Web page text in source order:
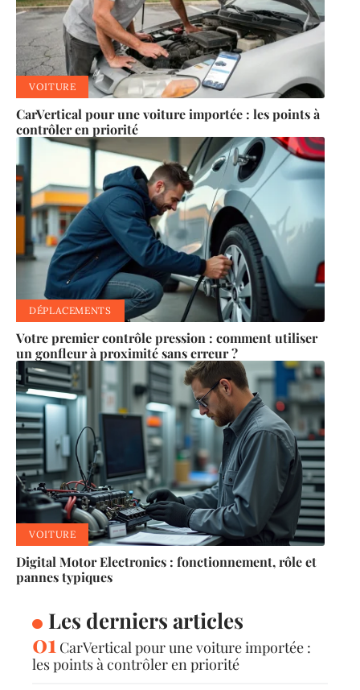
VOITURE
CarVertical pour une voiture importée : les points à
contrôler en priorité
DÉPLACEMENTS
Votre premier contrôle pression : comment utiliser
un gonfleur à proximité sans erreur ?
VOITURE
Digital Motor Electronics : fonctionnement, rôle et
pannes typiques
Les derniers articles
CarVertical pour une voiture importée :
les points à contrôler en priorité